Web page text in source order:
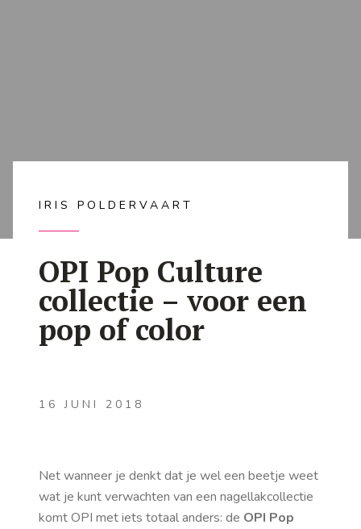
IRIS POLDERVAART
OPI Pop Culture
collectie – voor een
pop of color
16 JUNI 2018
Net wanneer je denkt dat je wel een beetje weet
wat je kunt verwachten van een nagellakcollectie
komt OPI met iets totaal anders: de OPI Pop